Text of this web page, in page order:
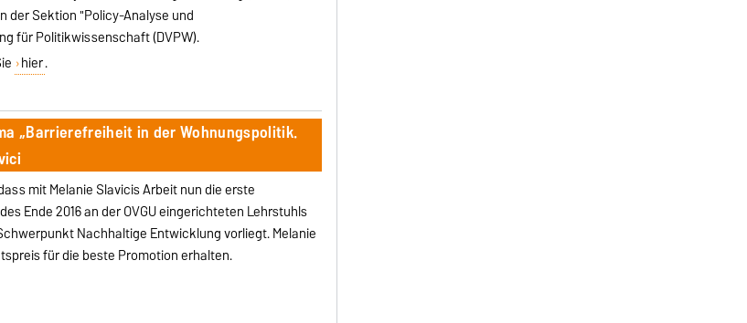
Sektion "Policy-Analyse und
für Politikwissenschaft (DVPW).
hier.
„Barrierefreiheit in der Wohnungspolitik.
mit Melanie Slavicis Arbeit nun die erste
Ende 2016 an der OVGU eingerichteten Lehrstuhls
Nachhaltige Entwicklung vorliegt. Melanie
für die beste Promotion erhalten.